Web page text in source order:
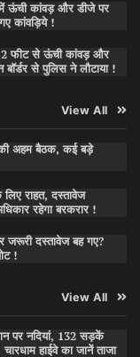
ऊंची कांवड़ और डीजे पर
कांवड़िये !
फीट से ऊंची कांवड़ और
से पुलिस ने लौटाया !
View All
अहम बैठक, कई बड़े
राहत, दस्तावेज
रहेगा बरकरार !
दस्तावेज बह गए?
!
View All
पर नदियां, 132 सड़कें
हाईवे का जानें ताजा